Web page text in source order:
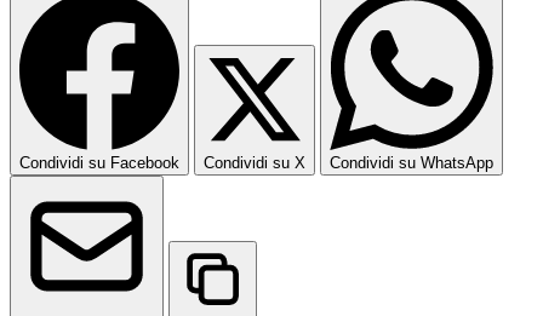
Condividi su Facebook Condividi su X Condividi su WhatsApp